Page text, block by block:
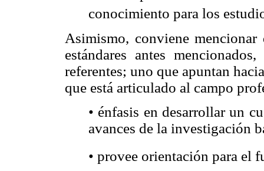
conocimiento para los
Asimismo, conviene
estándares antes
referentes; uno que apuntan
que está articulado al campo
• énfasis en desarrollar un
avances de la investigación
• provee orientación para el